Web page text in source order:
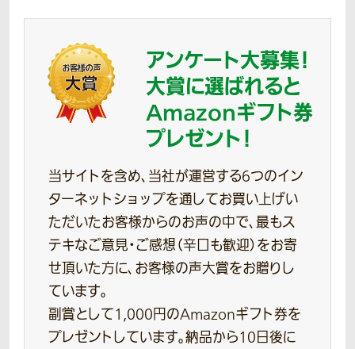
アンケート大募集！
大賞に選ばれると
Amazonギフト券
プレゼント！
当サイトを含め、当社が運営する6つのイン
ターネットショップを通してお買い上げい
ただいたお客様からのお声の中で、最もス
テキなご意見・ご感想（辛口も歓迎）をお寄
せ頂いた方に、お客様の声大賞をお贈りし
ています。
副賞として1,000円のAmazonギフト券を
プレゼントしています。納品から10日後に